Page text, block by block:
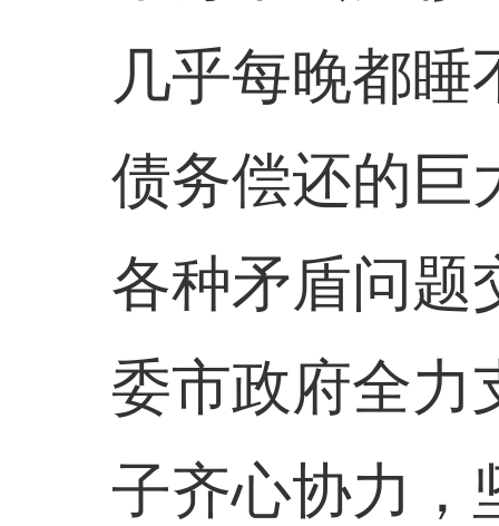
几乎每晚都
债务偿还的巨
各种矛盾问题
委市政府全力
子齐心协力，